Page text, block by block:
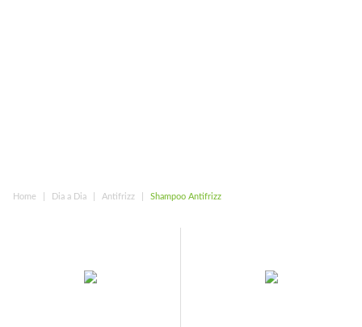
Home Dia a Dia Antifrizz Shampoo Antifrizz